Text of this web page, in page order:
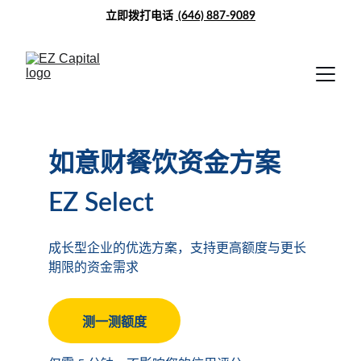
立即拨打电话 (646) 887-9089
如意财餐饮资金方案
EZ Select
成长型企业的优选方案，支持更高额度与更长
期限的资金需求
测一测额度